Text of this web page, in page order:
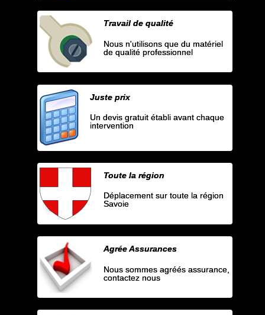
Travail de qualité
Nous n'utilisons que du matériel
de qualité professionnel
Juste prix
Un devis gratuit établi avant chaque
intervention
Toute la région
Déplacement sur toute la région
Savoie
Agrée Assurances
Nous sommes agréés assurance,
contactez nous